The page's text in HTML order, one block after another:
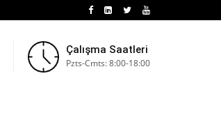
Çalışma Saatleri
Pzts-Cmts: 8:00-18:00